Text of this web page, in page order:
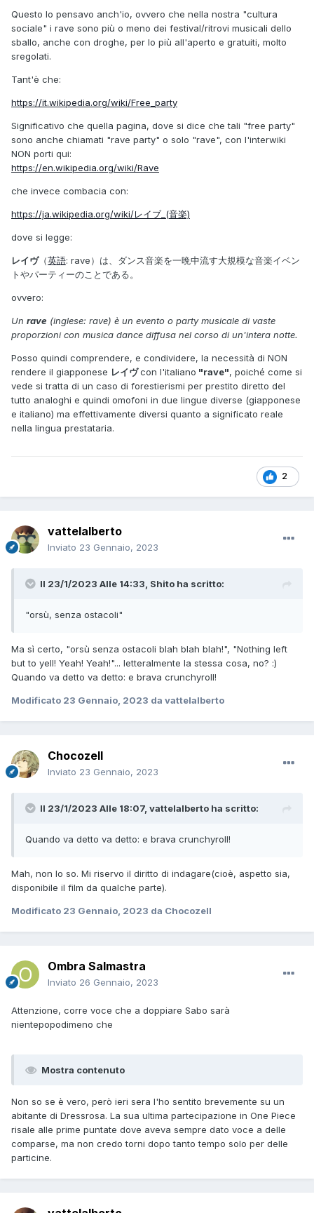
Questo lo pensavo anch'io, ovvero che nella nostra "cultura
sociale" i rave sono più o meno dei festival/ritrovi musicali dello
sballo, anche con droghe, per lo più all'aperto e gratuiti, molto
sregolati.
Tant'è che:
https://it.wikipedia.org/wiki/Free_party
Significativo che quella pagina, dove si dice che tali "free party"
sono anche chiamati "rave party" o solo "rave", con l'interwiki
NON porti qui:
https://en.wikipedia.org/wiki/Rave
che invece combacia con:
https://ja.wikipedia.org/wiki/レイブ_(音楽)
dove si legge:
レイヴ（英語: rave）は、ダンス音楽を一晩中流す大規模な音楽イベン
トやパーティーのことである。
ovvero:
Un rave (inglese: rave) è un evento o party musicale di vaste
proporzioni con musica dance diffusa nel corso di un'intera notte.
Posso quindi comprendere, e condividere, la necessità di NON
rendere il giapponese レイヴcon l'italiano "rave", poiché come si
vede si tratta di un caso di forestierismi per prestito diretto del
tutto analoghi e quindi omofoni in due lingue diverse (giapponese
e italiano) ma effettivamente diversi quanto a significato reale
nella lingua prestataria.
2
vattelalberto
Inviato 23 Gennaio, 2023
Il 23/1/2023 Alle 14:33, Shito ha scritto:
"orsù, senza ostacoli"
Ma sì certo, "orsù senza ostacoli blah blah blah!", "Nothing left
but to yell! Yeah! Yeah!"... letteralmente la stessa cosa, no? :)
Quando va detto va detto: e brava crunchyroll!
Modificato 23 Gennaio, 2023 da vattelalberto
Chocozell
Inviato 23 Gennaio, 2023
Il 23/1/2023 Alle 18:07, vattelalberto ha scritto:
Quando va detto va detto: e brava crunchyroll!
Mah, non lo so. Mi riservo il diritto di indagare(cioè, aspetto sia,
disponibile il film da qualche parte).
Modificato 23 Gennaio, 2023 da Chocozell
Ombra Salmastra
Inviato 26 Gennaio, 2023
Attenzione, corre voce che a doppiare Sabo sarà
nientepopodimeno che
Mostra contenuto
Non so se è vero, però ieri sera l'ho sentito brevemente su un
abitante di Dressrosa. La sua ultima partecipazione in One Piece
risale alle prime puntate dove aveva sempre dato voce a delle
comparse, ma non credo torni dopo tanto tempo solo per delle
particine.